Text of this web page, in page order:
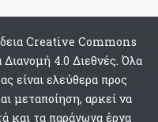
Creative Commons
4.0 Διεθνές. Όλα
είναι ελεύθερα προς
μεταποίηση, αρκεί να
και τα παράγωγα έργα